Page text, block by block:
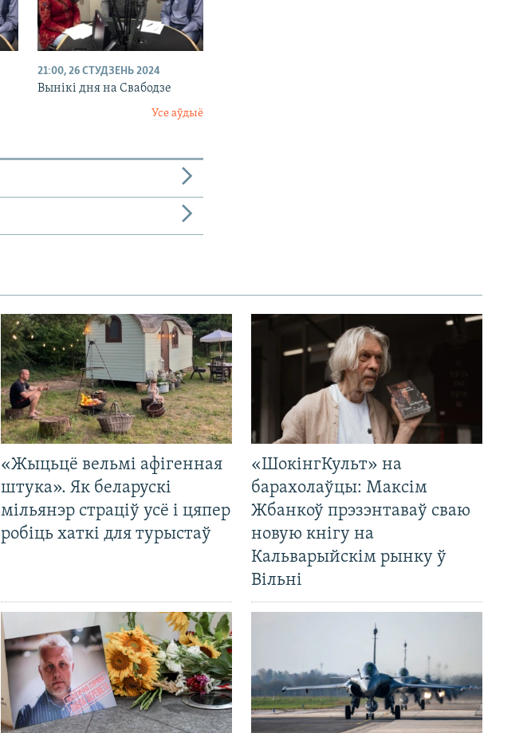
21:00, 26 СТУДЗЕНЬ 2024
Вынікі дня на Свабодзе
Усе аўдыё
«Жыцьцё вельмі афігенная
штука». Як беларускі
мільянэр страціў усё і цяпер
робіць хаткі для турыстаў
«ШокінгКульт» на
барахолаўцы: Максім
Жбанкоў прэзэнтаваў сваю
новую кнігу на
Кальварыйскім рынку ў
Вільні